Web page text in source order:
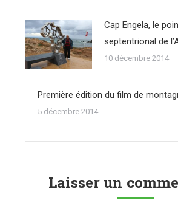
Cap Engela, le
septentrional de
10 décembre 2014
Première édition du film de
5 décembre 2014
Laisser un